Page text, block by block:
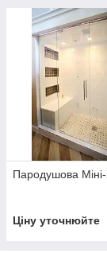
Пародушова
Ціну уточнюйте